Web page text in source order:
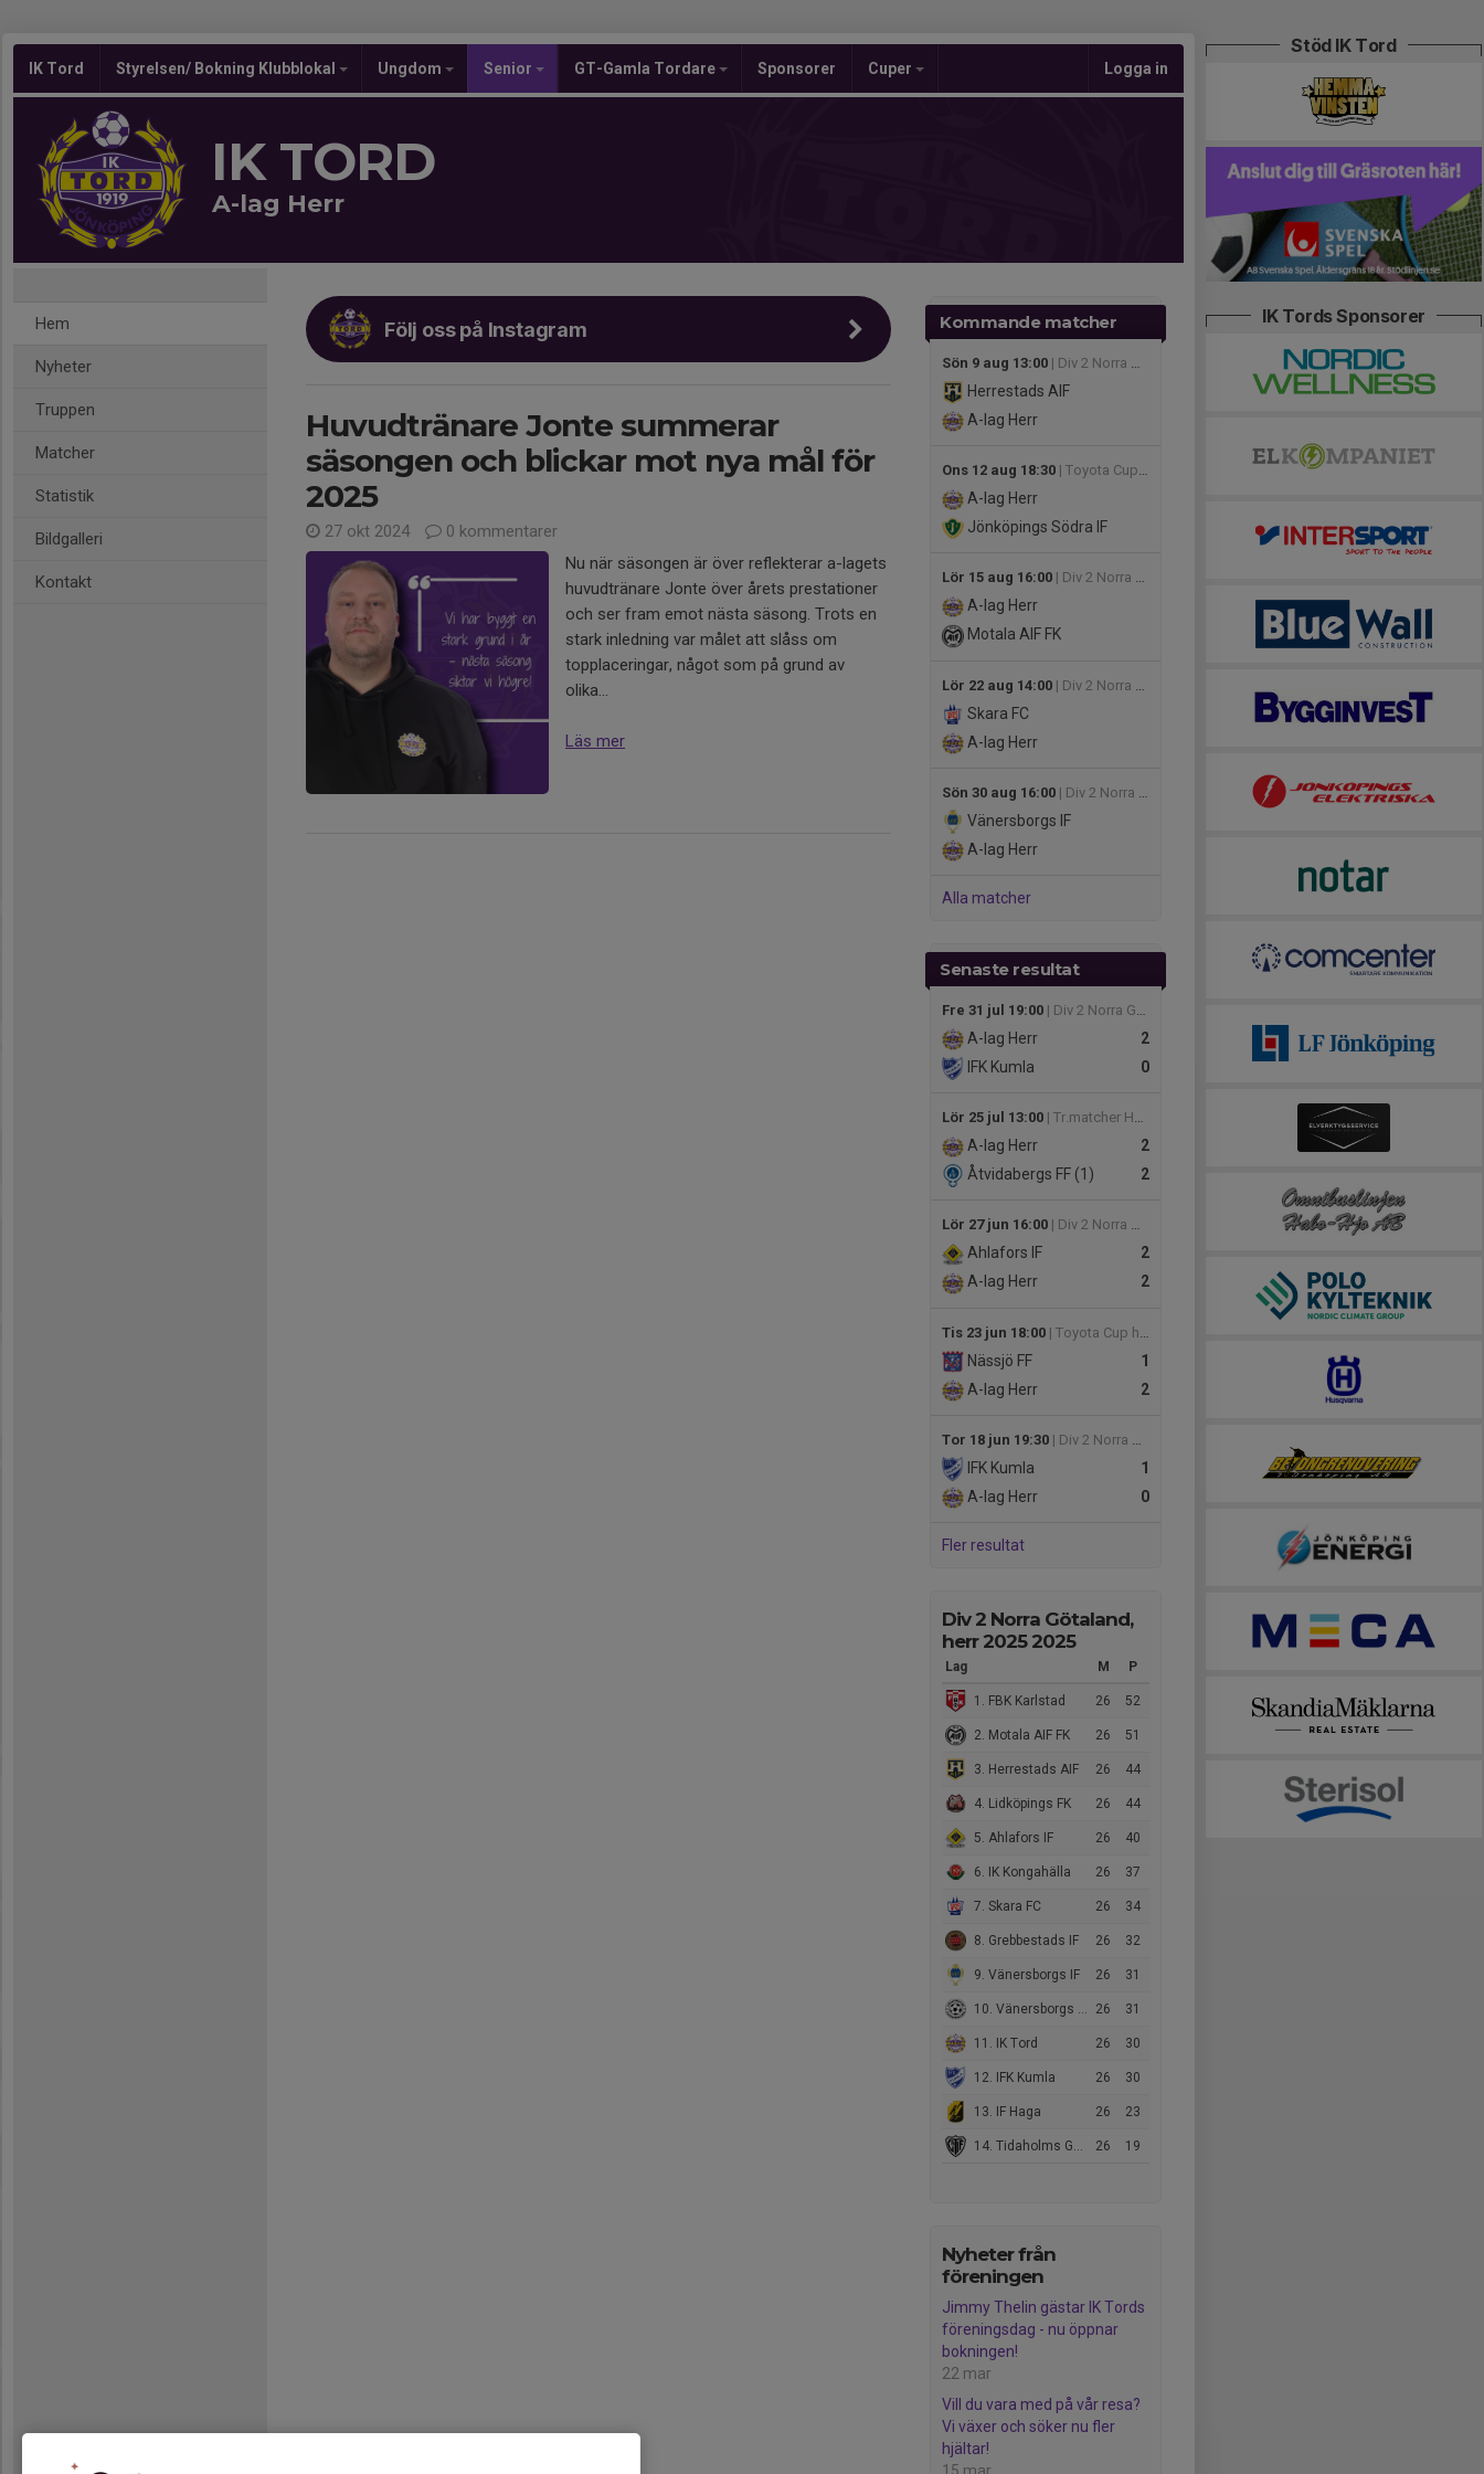
IK Tord Styrelsen/ Bokning Klubblokal Ungdom Senior GT-Gamla Tordare Sponsorer Cuper Logga in
IK TORD
A-lag Herr
Hem
Nyheter
Truppen
Matcher
Statistik
Bildgalleri
Kontakt
Kommande matcher
Sön 9 aug 13:00 | Div 2 Norra Götaland, herr 2026
Herrestads AIF
A-lag Herr
Ons 12 aug 18:30 | Toyota Cup herr Cupspelet
A-lag Herr
Jönköpings Södra IF
Lör 15 aug 16:00 | Div 2 Norra Götaland, herr 2026
A-lag Herr
Motala AIF FK
Lör 22 aug 14:00 | Div 2 Norra Götaland, herr 2026
Skara FC
A-lag Herr
Sön 30 aug 16:00 | Div 2 Norra Götaland, herr 2026
Vänersborgs IF
A-lag Herr
Alla matcher
Senaste resultat
Fre 31 jul 19:00 | Div 2 Norra Götaland, herr 2026
2
A-lag Herr
0
IFK Kumla
Lör 25 jul 13:00 | Tr.matcher Herr - Jönköping FDK
2
A-lag Herr
2
Åtvidabergs FF (1)
Lör 27 jun 16:00 | Div 2 Norra Götaland, herr 2026
2
Ahlafors IF
2
A-lag Herr
Tis 23 jun 18:00 | Toyota Cup herr Cupspelet
1
Nässjö FF
2
A-lag Herr
Tor 18 jun 19:30 | Div 2 Norra Götaland, herr 2026
1
IFK Kumla
0
A-lag Herr
Fler resultat
Div 2 Norra Götaland,
herr 2025 2025
Lag M P
1. FBK Karlstad 26 52
2. Motala AIF FK 26 51
3. Herrestads AIF 26 44
4. Lidköpings FK 26 44
5. Ahlafors IF 26 40
6. IK Kongahälla 26 37
7. Skara FC 26 34
8. Grebbestads IF 26 32
9. Vänersborgs IF 26 31
10. Vänersborgs FK 26 31
11. IK Tord 26 30
12. IFK Kumla 26 30
13. IF Haga 26 23
14. Tidaholms GoIF 26 19
Nyheter från
föreningen
Jimmy Thelin gästar IK Tords
föreningsdag - nu öppnar
bokningen!
22 mar
Vill du vara med på vår resa?
Vi växer och söker nu fler
hjältar!
Följ oss på Instagram
Huvudtränare Jonte summerar
säsongen och blickar mot nya mål för
2025
27 okt 2024
0 kommentarer
Nu när säsongen är över reflekterar a-lagets
huvudtränare Jonte över årets prestationer
och ser fram emot nästa säsong. Trots en
stark inledning var målet att slåss om
topplaceringar, något som på grund av
olika...
Läs mer
Stöd IK Tord
IK Tords Sponsorer